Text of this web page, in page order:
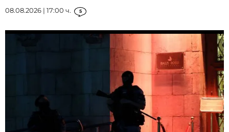
08.08.2026 | 17:00 ч. 5